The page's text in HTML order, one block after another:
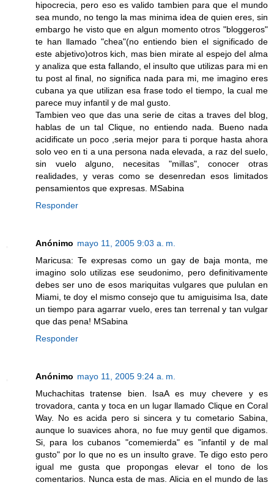
hipocrecia, pero eso es valido tambien para que el mundo
sea mundo, no tengo la mas minima idea de quien eres, sin
embargo he visto que en algun momento otros "bloggeros"
te han llamado "chea"(no entiendo bien el significado de
este abjetivo)otros kich, mas bien mirate al espejo del alma
y analiza que esta fallando, el insulto que utilizas para mi en
tu post al final, no significa nada para mi, me imagino eres
cubana ya que utilizan esa frase todo el tiempo, la cual me
parece muy infantil y de mal gusto.
Tambien veo que das una serie de citas a traves del blog,
hablas de un tal Clique, no entiendo nada. Bueno nada
acidificate un poco ,seria mejor para ti porque hasta ahora
solo veo en ti a una persona nada elevada, a raz del suelo,
sin vuelo alguno, necesitas "millas", conocer otras
realidades, y veras como se desenredan esos limitados
pensamientos que expresas. MSabina
Responder
Anónimo mayo 11, 2005 9:03 a. m.
Maricusa: Te expresas como un gay de baja monta, me
imagino solo utilizas ese seudonimo, pero definitivamente
debes ser uno de esos mariquitas vulgares que pululan en
Miami, te doy el mismo consejo que tu amiguisima Isa, date
un tiempo para agarrar vuelo, eres tan terrenal y tan vulgar
que das pena! MSabina
Responder
Anónimo mayo 11, 2005 9:24 a. m.
Muchachitas tratense bien. IsaA es muy chevere y es
trovadora, canta y toca en un lugar llamado Clique en Coral
Way. No es acida pero si sincera y tu cometario Sabina,
aunque lo suavices ahora, no fue muy gentil que digamos.
Si, para los cubanos "comemierda" es "infantil y de mal
gusto" por lo que no es un insulto grave. Te digo esto pero
igual me gusta que propongas elevar el tono de los
comentarios. Nunca esta de mas. Alicia en el mundo de las